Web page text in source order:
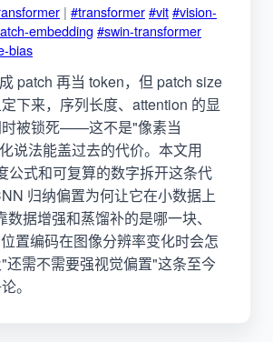
| #transformer#vit#vision-
embedding #swin-transformer
bias
patch 再当 token，但 patch size
下来，序列长度、attention 的显
时被锁死——这不是"像素当
说法能盖过去的代价。本文用
公式和可复算的数字拆开这条代
归纳偏置为何让它在小数据上
据增强和蒸馏补的是哪一块、
置编码在图像分辨率变化时会怎
还需不需要强视觉偏置"这条至今
。